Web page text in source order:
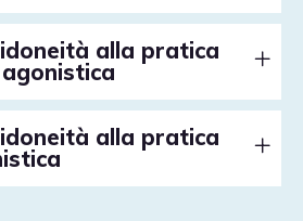
alla pratica
alla pratica